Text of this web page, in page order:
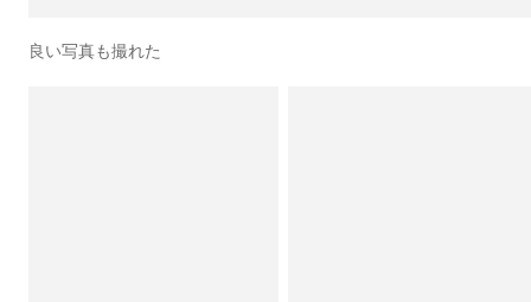
良い写真も撮れた